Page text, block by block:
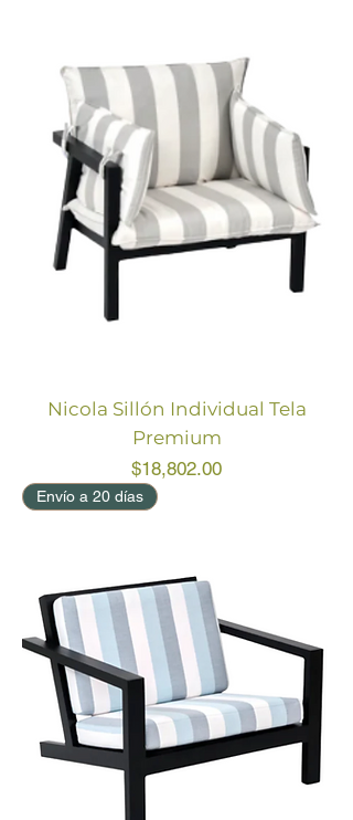
Nicola Sillón Individual Tela
Premium
Price
$18,802.00
Envío a 20 días